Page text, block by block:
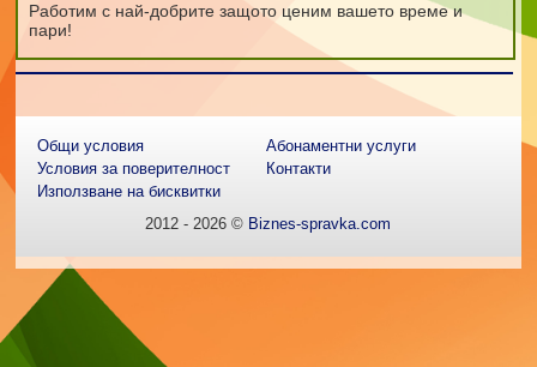
Работим с най-добрите защото ценим вашето време и
пари!
Общи условия
Условия за поверителност
Използване на бисквитки
Абонаментни услуги
Контакти
2012 - 2026 © Biznes-spravka.com